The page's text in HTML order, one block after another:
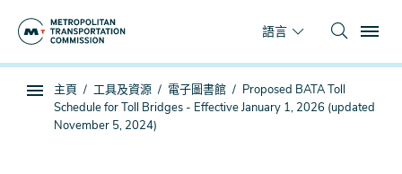
語言
子
你
在
這
主頁 工具及資源 電子圖書館
Proposed BATA Toll
Schedule for Toll Bridges - Effective January 1, 2026 (updated
November 5, 2024)